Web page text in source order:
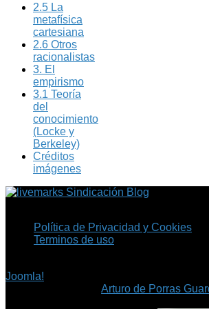
2.5 La
metafísica
cartesiana
2.6 Otros
racionalistas
3. El
empirismo
3.1 Teoría
del
conocimiento
(Locke y
Berkeley)
Créditos
imágenes
Sindicación Blog
Política de Privacidad y Cookies
Terminos de uso
Joomla!
©Arturo de Porras